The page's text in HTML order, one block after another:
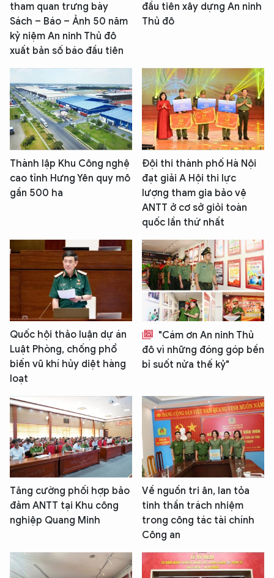
tham quan trưng bày
Sách – Báo – Ảnh 50 năm
kỷ niệm An ninh Thủ đô
xuất bản số báo đầu tiên
đầu tiên xây dựng An ninh
Thủ đô
Thành lập Khu Công nghệ
cao tỉnh Hưng Yên quy mô
gần 500 ha
Đội thi thành phố Hà Nội
đạt giải A Hội thi lực
lượng tham gia bảo vệ
ANTT ở cơ sở giỏi toàn
quốc lần thứ nhất
Quốc hội thảo luận dự án
Luật Phòng, chống phổ
biến vũ khí hủy diệt hàng
loạt
"Cám ơn An ninh Thủ
đô vì những đóng góp bền
bỉ suốt nửa thế kỷ"
Tăng cường phối hợp bảo
đảm ANTT tại Khu công
nghiệp Quang Minh
Về nguồn tri ân, lan tỏa
tinh thần trách nhiệm
trong công tác tài chính
Công an